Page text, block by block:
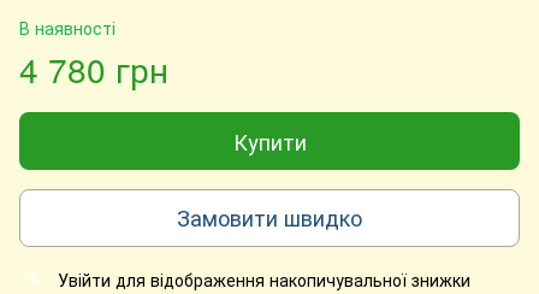
В наявності
4 780 грн
Купити
Замовити швидко
% Увійти для відображення накопичувальної знижки